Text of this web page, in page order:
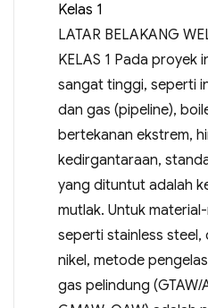
Kelas 1
LATAR BELAKANG
KELAS 1 Pada
sangat tinggi, seperti
dan gas (pipeline),
bertekanan ekstrem,
kedirgantaraan,
yang dituntut adalah
mutlak. Untuk
seperti stainless steel,
nikel, metode
gas pelindung (GTAW/